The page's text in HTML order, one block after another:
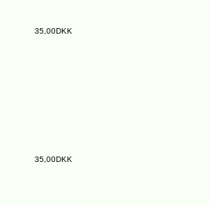
35,00DKK
35,00DKK